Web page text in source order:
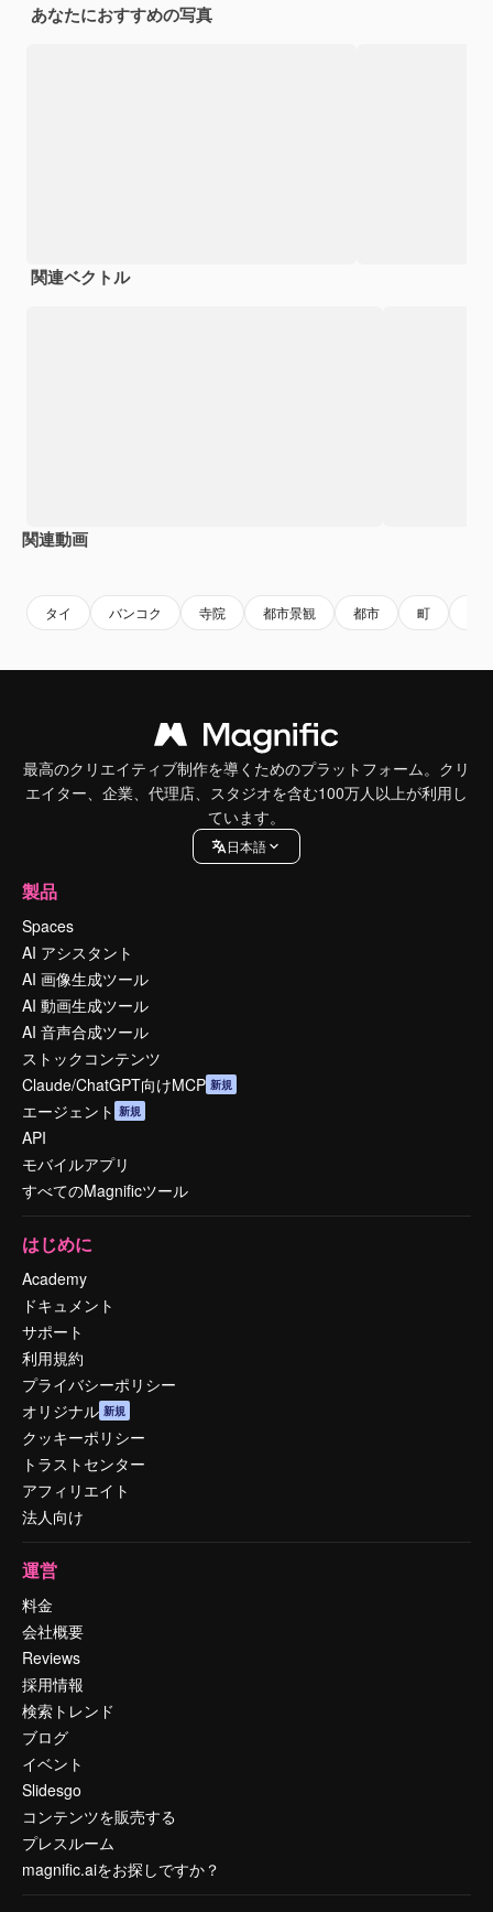
あなたにおすすめの写真
関連ベクトル
関連動画
タイ バンコク 寺院 都市景観 都市 町
最高のクリエイティブ制作を導くためのプラットフォーム。クリ
エイター、企業、代理店、スタジオを含む100万人以上が利用し
ています。
日本語
製品
Spaces
AI アシスタント
AI 画像生成ツール
AI 動画生成ツール
AI 音声合成ツール
ストックコンテンツ
Claude/ChatGPT向けMCP 新規
エージェント 新規
API
モバイルアプリ
すべてのMagnificツール
はじめに
Academy
ドキュメント
サポート
利用規約
プライバシーポリシー
オリジナル 新規
クッキーポリシー
トラストセンター
アフィリエイト
法人向け
運営
料金
会社概要
Reviews
採用情報
検索トレンド
ブログ
イベント
Slidesgo
コンテンツを販売する
プレスルーム
magnific.aiをお探しですか？